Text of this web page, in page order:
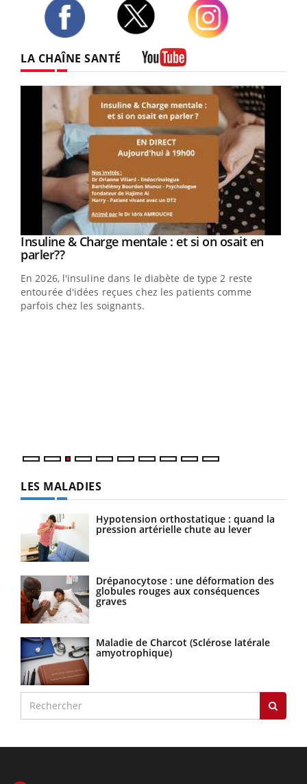
LA CHAÎNE SANTÉ
Youtube
Insuline & Charge mentale : et si on osait en
parler??Youtube
En 2026, l'insuline dans le diabète de type 2 reste
entourée d'idées reçues chez les patients comme
parfois chez les soignants.
LES MALADIES
Hypotension orthostatique : quand la
pression artérielle chute au lever
Drépanocytose : une déformation des
globules rouges aux conséquences
graves
Maladie de Charcot (Sclérose latérale
amyotrophique)